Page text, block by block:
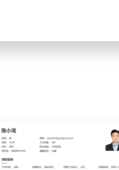
行优化，使系统在XXX
数据交互的准确性，主导
定代码提交流程中的质量
缺陷数量环比下降XXX%
试进度的问题，负责关键
与清理，保障测试用例